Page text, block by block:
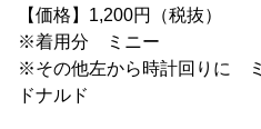
【価格】1,200円（税抜）
※着用分 ミニー
※その他左から時計回りに ミ
ドナルド